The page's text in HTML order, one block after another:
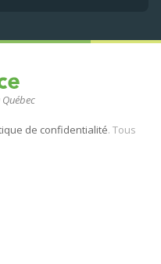
de confidentialité. Tous